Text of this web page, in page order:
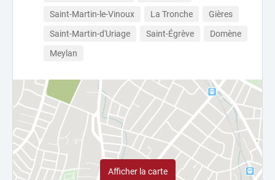
Saint-Martin-le-Vinoux
La Tronche
Gières
Saint-Martin-d'Uriage
Saint-Égrève
Domène
Meylan
Afficher la carte